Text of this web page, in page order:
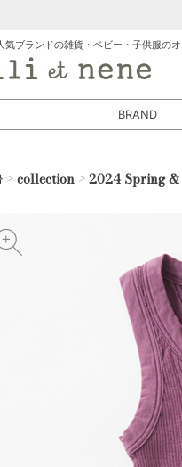
気ブランドの雑貨・ベビー・子供服の
BRAND
>collection >2024 Spring &